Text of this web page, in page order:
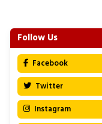
Follow Us
Facebook
Twitter
Instagram